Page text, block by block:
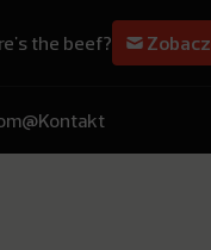
the beef? Zobacz
@Kontakt